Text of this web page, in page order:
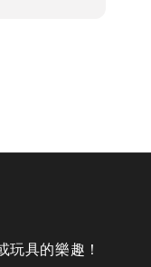
玩具的樂趣！